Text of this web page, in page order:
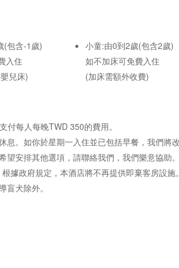
(包含-1歲)
入住
兒床)
小童:由0到2歲(包含2歲)
如不加床可免費入住
(加床需額外收費)
付每人每晚TWD 350的費用。
息。如你於星期一入住並已包括早餐，我們將改
望安排其他選項，請聯絡我們，我們樂意協助。
據政府規定，本酒店將不再提供即棄客房設施
盲犬除外。